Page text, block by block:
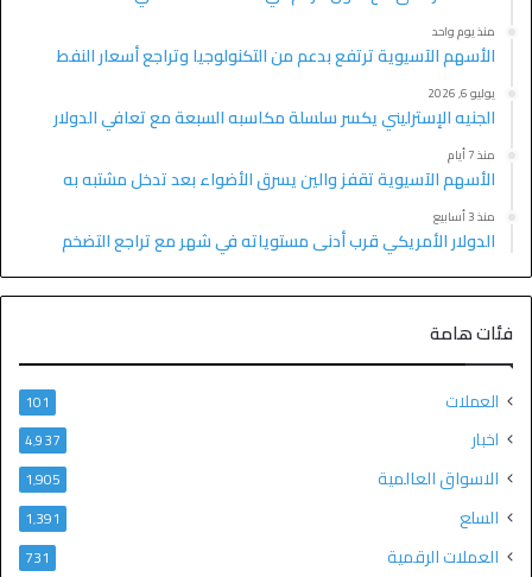
منذ يوم واحد
الأسهم الآسيوية ترتفع بدعم من التكنولوجيا وتراجع أسعار النفط
يوليو 6, 2026
الجنيه الإسترليني يكسر سلسلة مكاسبه السبعة مع تعافي الدولار
منذ 7 أيام
الأسهم الآسيوية تقفز والين يسرق الأضواء بعد تدخل مشتبه به
منذ 3 أسابيع
الدولار الأمريكي قرب أدنى مستوياته في شهر مع تراجع التضخم
فئات هامة
العملات 101
اخبار 4٬937
الاسواق العالمية 1٬905
السلع 1٬391
العملات الرقمية 731